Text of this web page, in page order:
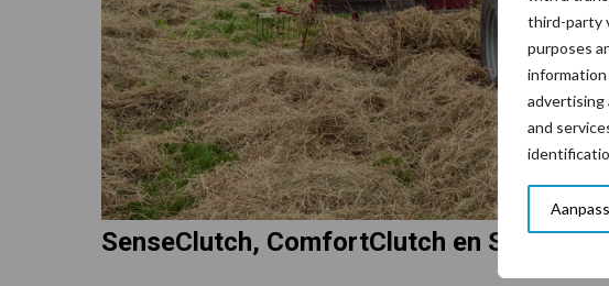
third-party
purposes
information
advertising
and
SenseClutch, ComfortClutch en Stop&Go